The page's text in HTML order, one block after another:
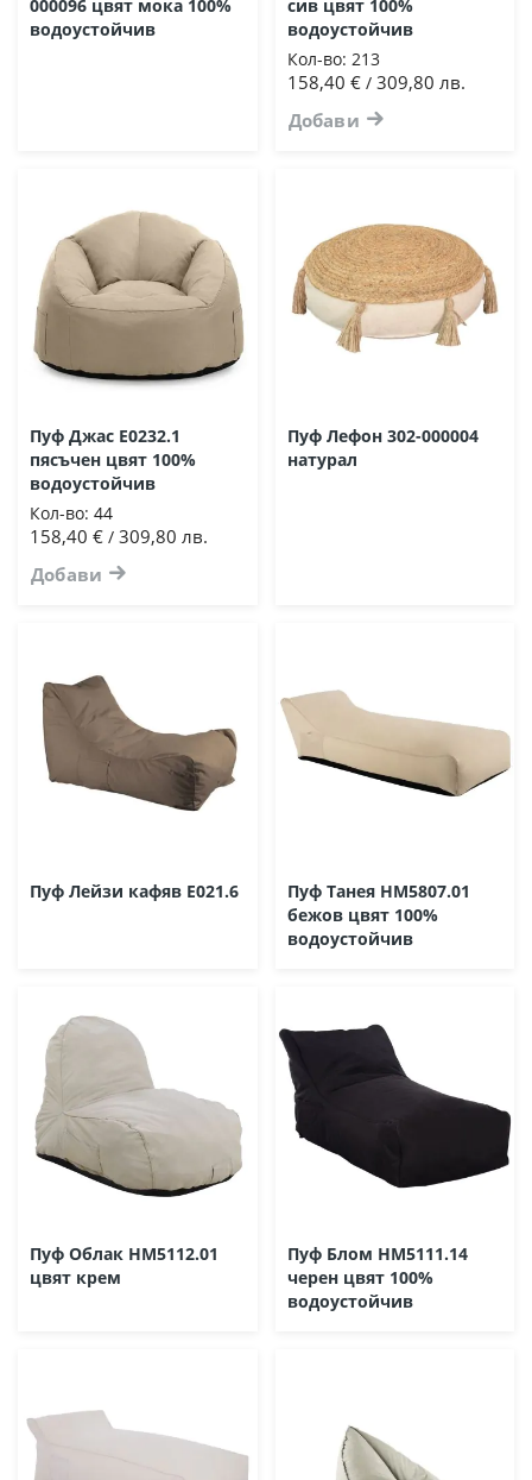
000096 цвят мока 100%
водоустойчив
сив цвят 100%
водоустойчив
Кол-во: 213
158,40 €/ 309,80 лв.
Добави
Пуф Джас Ε0232.1
пясъчен цвят 100%
водоустойчив
Кол-во: 44
158,40 € / 309,80 лв.
Добави
Пуф Лефон 302-000004
натурал
Пуф Лейзи кафяв E021.6
Пуф Танея HM5807.01
бежов цвят 100%
водоустойчив
Пуф Облак HM5112.01
цвят крем
Пуф Блом HM5111.14
черен цвят 100%
водоустойчив